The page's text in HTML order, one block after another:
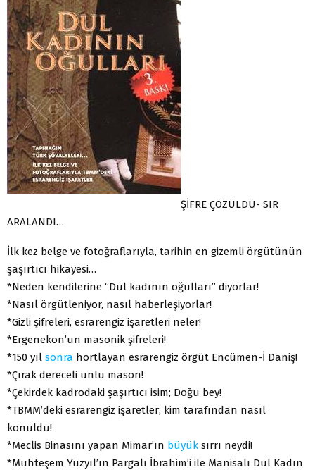
ŞİFRE ÇÖZÜLDÜ- SIR
ARALANDI…
İlk kez belge ve fotoğraflarıyla, tarihin en gizemli örgütünün
şaşırtıcı hikayesi…
*Neden kendilerine “Dul kadının oğulları” diyorlar!
*Nasıl örgütleniyor, nasıl haberleşiyorlar!
*Gizli şifreleri, esrarengiz işaretleri neler!
*Ergenekon’un masonik şifreleri!
*150 yıl sonra hortlayan esrarengiz örgüt Encümen-İ Daniş!
*Çırak dereceli ünlü mason!
*Çekirdek kadrodaki şaşırtıcı isim; Doğu bey!
*TBMM’deki esrarengiz işaretler; kim tarafından nasıl
konuldu!
*Meclis Binasını yapan Mimar’ın büyük sırrı neydi!
*Muhteşem Yüzyıl’ın Pargalı İbrahim’i ile Manisalı Dul Kadın